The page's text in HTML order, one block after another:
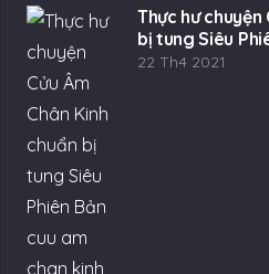
Thực hư chuyện
bị tung Siêu
22 Th4 2021